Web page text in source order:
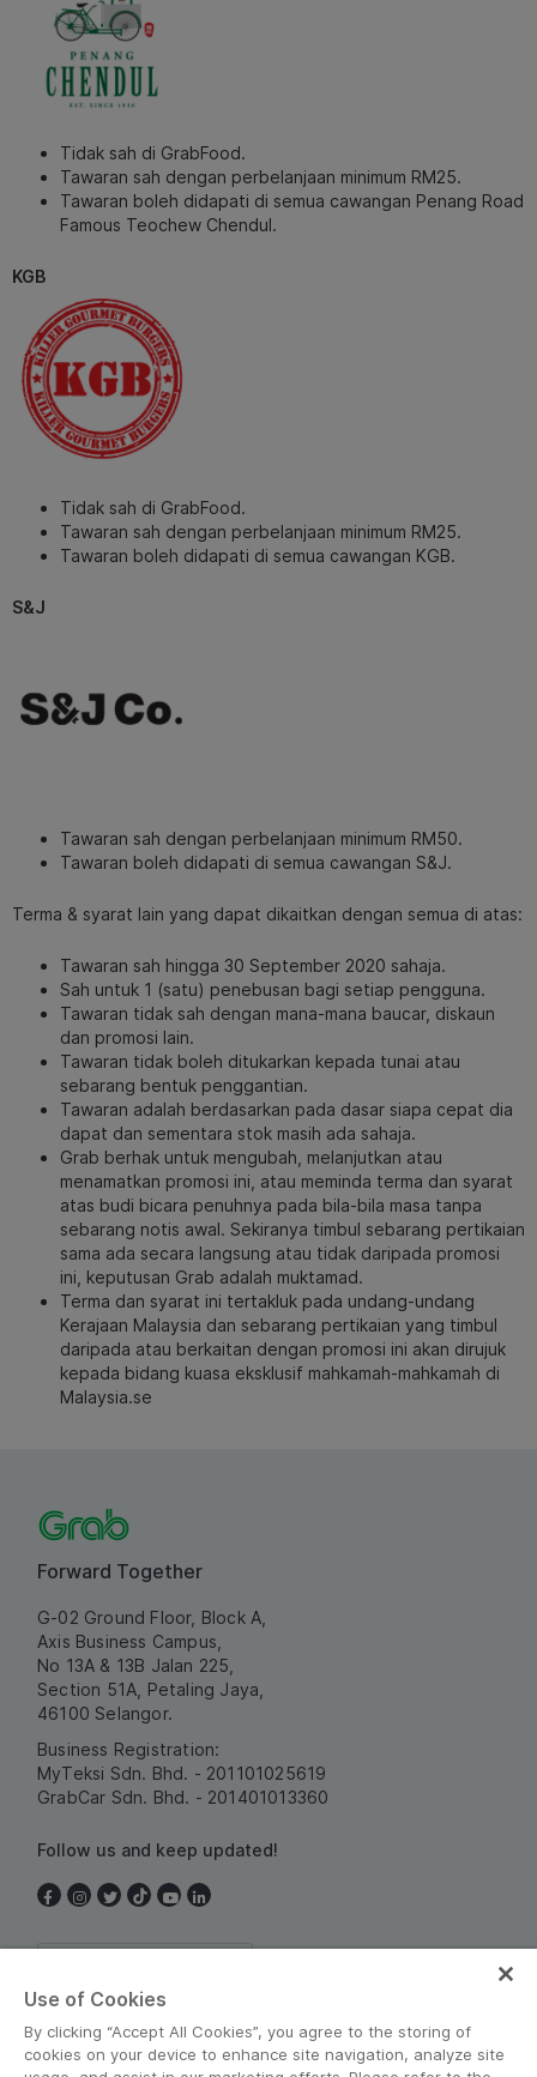
Tidak sah di GrabFood.
Tawaran sah dengan perbelanjaan minimum RM25.
Tawaran boleh didapati di semua cawangan Penang Road
Famous Teochew Chendul.
KGB
Tidak sah di GrabFood.
Tawaran sah dengan perbelanjaan minimum RM25.
Tawaran boleh didapati di semua cawangan KGB.
S&J
Tawaran sah dengan perbelanjaan minimum RM50.
Tawaran boleh didapati di semua cawangan S&J.
Terma & syarat lain yang dapat dikaitkan dengan semua di atas:
Tawaran sah hingga 30 September 2020 sahaja.
Sah untuk 1 (satu) penebusan bagi setiap pengguna.
Tawaran tidak sah dengan mana-mana baucar, diskaun
dan promosi lain.
Tawaran tidak boleh ditukarkan kepada tunai atau
sebarang bentuk penggantian.
Tawaran adalah berdasarkan pada dasar siapa cepat dia
dapat dan sementara stok masih ada sahaja.
Grab berhak untuk mengubah, melanjutkan atau
menamatkan promosi ini, atau meminda terma dan syarat
atas budi bicara penuhnya pada bila-bila masa tanpa
sebarang notis awal. Sekiranya timbul sebarang pertikaian
sama ada secara langsung atau tidak daripada promosi
ini, keputusan Grab adalah muktamad.
Terma dan syarat ini tertakluk pada undang-undang
Kerajaan Malaysia dan sebarang pertikaian yang timbul
daripada atau berkaitan dengan promosi ini akan dirujuk
kepada bidang kuasa eksklusif mahkamah-mahkamah di
Malaysia.se
Forward Together
G-02 Ground Floor, Block A,
Axis Business Campus,
No 13A & 13B Jalan 225,
Section 51A, Petaling Jaya,
46100 Selangor.
Business Registration:
MyTeksi Sdn. Bhd. - 201101025619
GrabCar Sdn. Bhd. - 201401013360
Follow us and keep updated!
Use of Cookies
By clicking “Accept All Cookies”, you agree to the storing of
cookies on your device to enhance site navigation, analyze site